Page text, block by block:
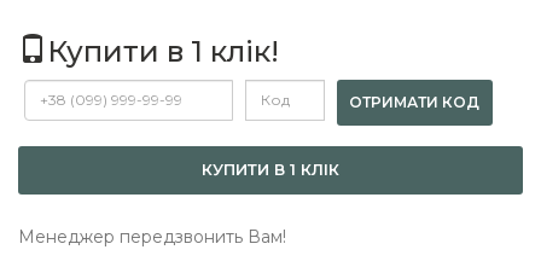
Купити в 1 клік!
ОТРИМАТИ КОД
КУПИТИ В 1 КЛІК
Менеджер передзвонить Вам!